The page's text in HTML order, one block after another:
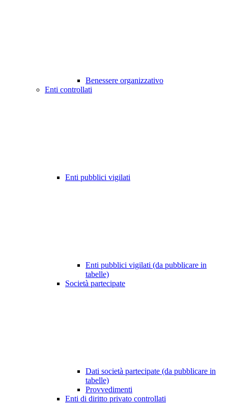
Benessere organizzativo
Enti controllati
Enti pubblici vigilati
Enti pubblici vigilati (da pubblicare in
tabelle)
Società partecipate
Dati società partecipate (da pubblicare in
tabelle)
Provvedimenti
Enti di diritto privato controllati